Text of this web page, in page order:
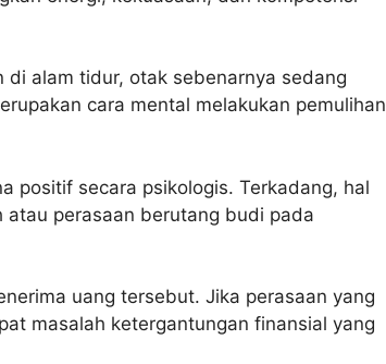
di alam tidur, otak sebenarnya sedang
cara mental melakukan pemulihan
positif secara psikologis. Terkadang, hal
perasaan berutang budi pada
uang tersebut. Jika perasaan yang
masalah ketergantungan finansial yang